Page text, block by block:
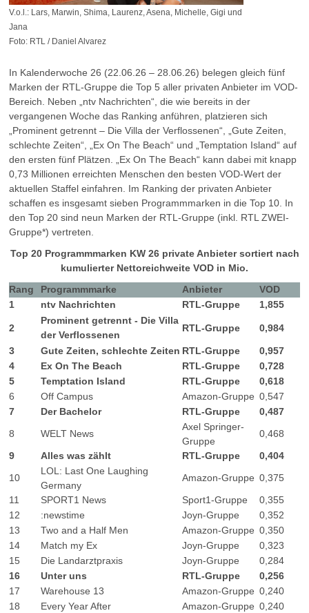
V.o.l.: Lars, Marwin, Shima, Laurenz, Asena, Michelle, Gigi und
Jana
Foto: RTL / Daniel Alvarez
In Kalenderwoche 26 (22.06.26 – 28.06.26) belegen gleich fünf
Marken der RTL-Gruppe die Top 5 aller privaten Anbieter im VOD-
Bereich. Neben „ntv Nachrichten“, die wie bereits in der
vergangenen Woche das Ranking anführen, platzieren sich
„Prominent getrennt – Die Villa der Verflossenen“, „Gute Zeiten,
schlechte Zeiten“, „Ex On The Beach“ und „Temptation Island“ auf
den ersten fünf Plätzen. „Ex On The Beach“ kann dabei mit knapp
0,73 Millionen erreichten Menschen den besten VOD-Wert der
aktuellen Staffel einfahren. Im Ranking der privaten Anbieter
schaffen es insgesamt sieben Programmmarken in die Top 10. In
den Top 20 sind neun Marken der RTL-Gruppe (inkl. RTL ZWEI-
Gruppe*) vertreten.
Top 20 Programmmarken KW 26 private Anbieter sortiert nach
kumulierter Nettoreichweite VOD in Mio.
Rang
Programmmarke Anbieter
VOD
1
ntv Nachrichten RTL-Gruppe 1,855
2
Prominent getrennt - Die Villa
der Verflossenen
RTL-Gruppe 0,984
3 Gute Zeiten, schlechte Zeiten RTL-Gruppe
0,957
4
Ex On The Beach RTL-Gruppe
0,728
5
Temptation Island RTL-Gruppe
0,618
6
Off Campus Amazon-Gruppe 0,547
7
Der Bachelor RTL-Gruppe
0,487
8
WELT News
Axel Springer-
Gruppe
0,468
9
Alles was zählt RTL-Gruppe
0,404
10
LOL: Last One Laughing
Germany
Amazon-Gruppe 0,375
11
SPORT1 News Sport1-Gruppe
0,355
12
:newstime Joyn-Gruppe
0,352
13
Two and a Half Men Amazon-Gruppe 0,350
14
Match my Ex Joyn-Gruppe
0,323
15
Die Landarztpraxis Joyn-Gruppe
0,284
16
Unter uns RTL-Gruppe
0,256
17
Warehouse 13 Amazon-Gruppe 0,240
18
Every Year After Amazon-Gruppe 0,240